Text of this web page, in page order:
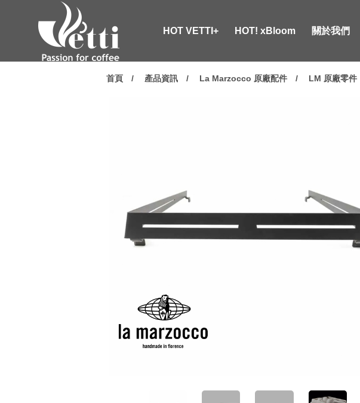
HOT VETTI+ HOT! xBloom 關於我們
首頁 產品資訊 La Marzocco 原廠配件 LM 原廠零件